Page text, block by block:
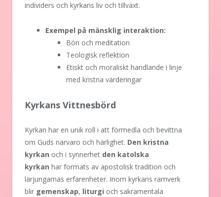
individers och kyrkans liv och tillväxt.
Exempel på mänsklig interaktion:
Bön och meditation
Teologisk reflektion
Etiskt och moraliskt handlande i linje
med kristna värderingar
Kyrkans Vittnesbörd
Kyrkan har en unik roll i att förmedla och bevittna
om Guds närvaro och härlighet. Den kristna
kyrkan och i synnerhet den katolska
kyrkan har formats av apostolisk tradition och
lärjungarnas erfarenheter. Inom kyrkans ramverk
blir gemenskap, liturgi och sakramentala